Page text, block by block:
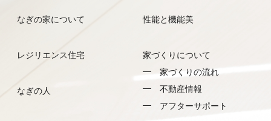
なぎの家について
レジリエンス住宅
なぎの人
性能と機能美
家づくりについて
家づくりの流れ
不動産情報
アフターサポート